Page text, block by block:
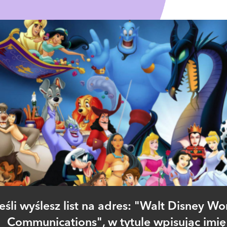
wyślesz list na adres: "Walt Disney
Communications", w tytule wpisując imię